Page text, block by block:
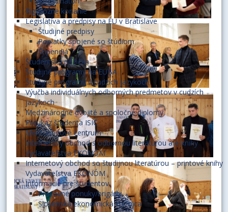
Rigorózne konanie
Legislatíva a predpisy na EU v Bratislave
Študijné predpisy
Poplatky spojené so štúdiom
Štipendiá
Študentská pôžička
Študijné programy na EUBA
Študijné programy v cudzích jazykoch
Výučba individuálnych odborných predmetov v cudzích
jazykoch
Medzinárodné dvojité a spoločné diplomy
Preukaz študenta ISIC
Mentoringové centrum
Internetový obchod s odbornou literatúrou a e-knihy
Vydavateľstva EKONÓM
Internetový obchod so študijnou literatúrou – printové knihy
Vydavateľstva EKONÓM
Informácie pre študentov
Pracovné ponuky/brigády
Slovenská ekonomická knižnica